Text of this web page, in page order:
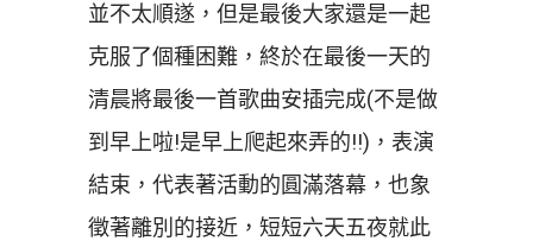
並不太順遂，但是最後大家還是一起
克服了個種困難，終於在最後一天的
清晨將最後一首歌曲安插完成(不是做
到早上啦!是早上爬起來弄的!!)，表演
結束，代表著活動的圓滿落幕，也象
徵著離別的接近，短短六天五夜就此